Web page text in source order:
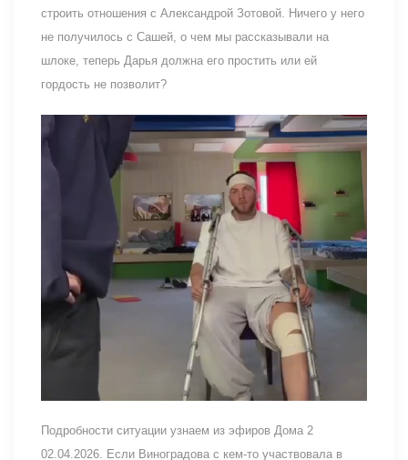
строить отношения с Александрой Зотовой. Ничего у него
не получилось с Сашей, о чем мы рассказывали на
шлоке, теперь Дарья должна его простить или ей
гордость не позволит?
Подробности ситуации узнаем из эфиров Дома 2
02.04.2026. Если Виноградова с кем-то участвовала в